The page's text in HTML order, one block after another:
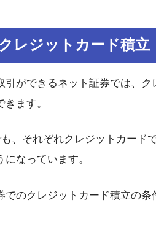
レジットカード積立
引ができるネット証券では、
ます。
、それぞれクレジットカード
なっています。
でのクレジットカード積立の